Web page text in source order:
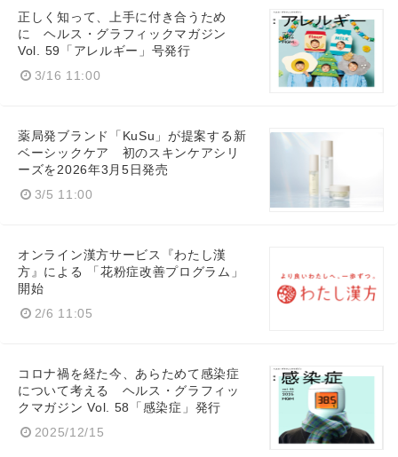
正しく知って、上手に付き合うため
に ヘルス・グラフィックマガジン
Vol. 59「アレルギー」号発行
3/16 11:00
薬局発ブランド「KuSu」が提案する新
ベーシックケア 初のスキンケアシリ
ーズを2026年3月5日発売
3/5 11:00
オンライン漢方サービス『わたし漢
方』による 「花粉症改善プログラム」
開始
2/6 11:05
コロナ禍を経た今、あらためて感染症
について考える ヘルス・グラフィッ
クマガジン Vol. 58「感染症」発行
2025/12/15
English